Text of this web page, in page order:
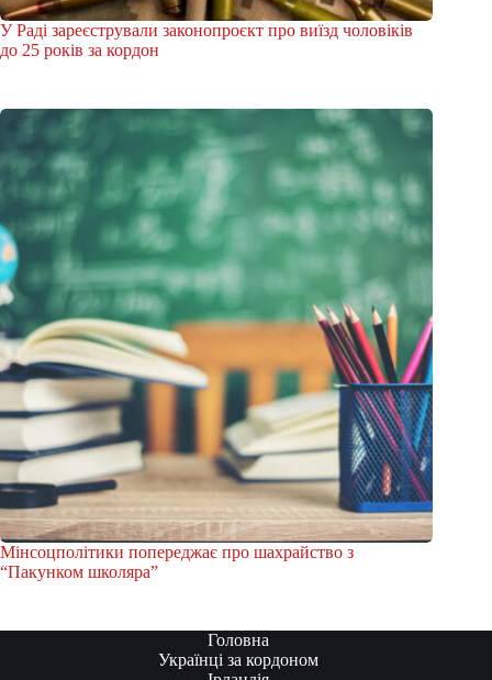
У Раді зареєстрували законопроєкт про виїзд чоловіків
до 25 років за кордон
Мінсоцполітики попереджає про шахрайство з
“Пакунком школяра”
Головна
Українці за кордоном